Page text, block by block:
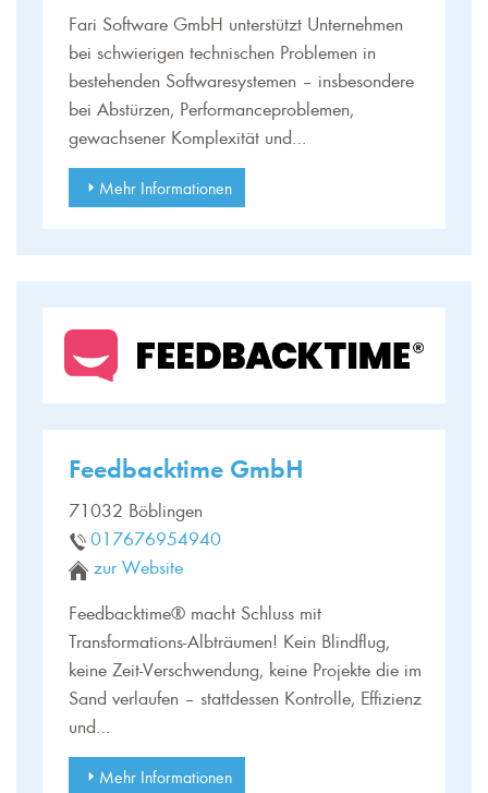
Fari Software GmbH unterstützt Unternehmen
bei schwierigen technischen Problemen in
bestehenden Softwaresystemen – insbesondere
bei Abstürzen, Performanceproblemen,
gewachsener Komplexität und…
Mehr Informationen
Feedbacktime GmbH
Feedbacktime® macht Schluss mit
Transformations-Albträumen! Kein Blindflug,
keine Zeit-Verschwendung, keine Projekte die im
Sand verlaufen – stattdessen Kontrolle, Effizienz
und…
Mehr Informationen
71032 Böblingen
017676954940
zur Website